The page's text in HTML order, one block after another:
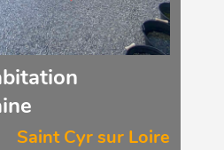
Saint Cyr sur Loire